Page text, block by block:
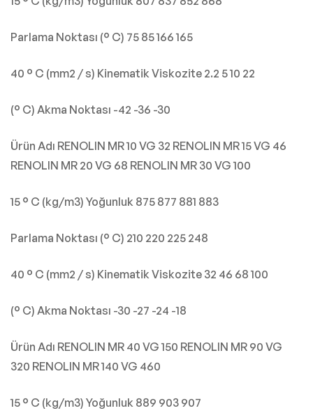
Parlama Noktası (° C) 75 85 166 165
40 ° C (mm2 / s) Kinematik Viskozite 2.2 5 10 22
(° C) Akma Noktası -42 -36 -30
Ürün Adı RENOLIN MR 10 VG 32 RENOLIN MR 15 VG 46
RENOLIN MR 20 VG 68 RENOLIN MR 30 VG 100
15 ° C (kg/m3) Yoğunluk 875 877 881 883
Parlama Noktası (° C) 210 220 225 248
40 ° C (mm2 / s) Kinematik Viskozite 32 46 68 100
(° C) Akma Noktası -30 -27 -24 -18
Ürün Adı RENOLIN MR 40 VG 150 RENOLIN MR 90 VG
320 RENOLIN MR 140 VG 460
15 ° C (kg/m3) Yoğunluk 889 903 907